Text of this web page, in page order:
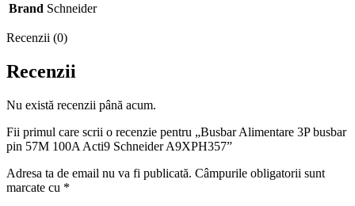
Brand Schneider
Recenzii (0)
Recenzii
Nu există recenzii până acum.
Fii primul care scrii o recenzie pentru „Busbar Alimentare 3P busbar
pin 57M 100A Acti9 Schneider A9XPH357”
Adresa ta de email nu va fi publicată. Câmpurile obligatorii sunt
marcate cu *